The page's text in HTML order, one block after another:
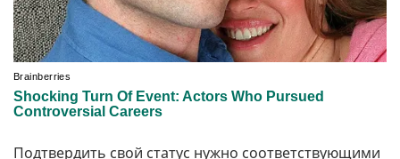
Подтвердить свой статус нужно соответствующими